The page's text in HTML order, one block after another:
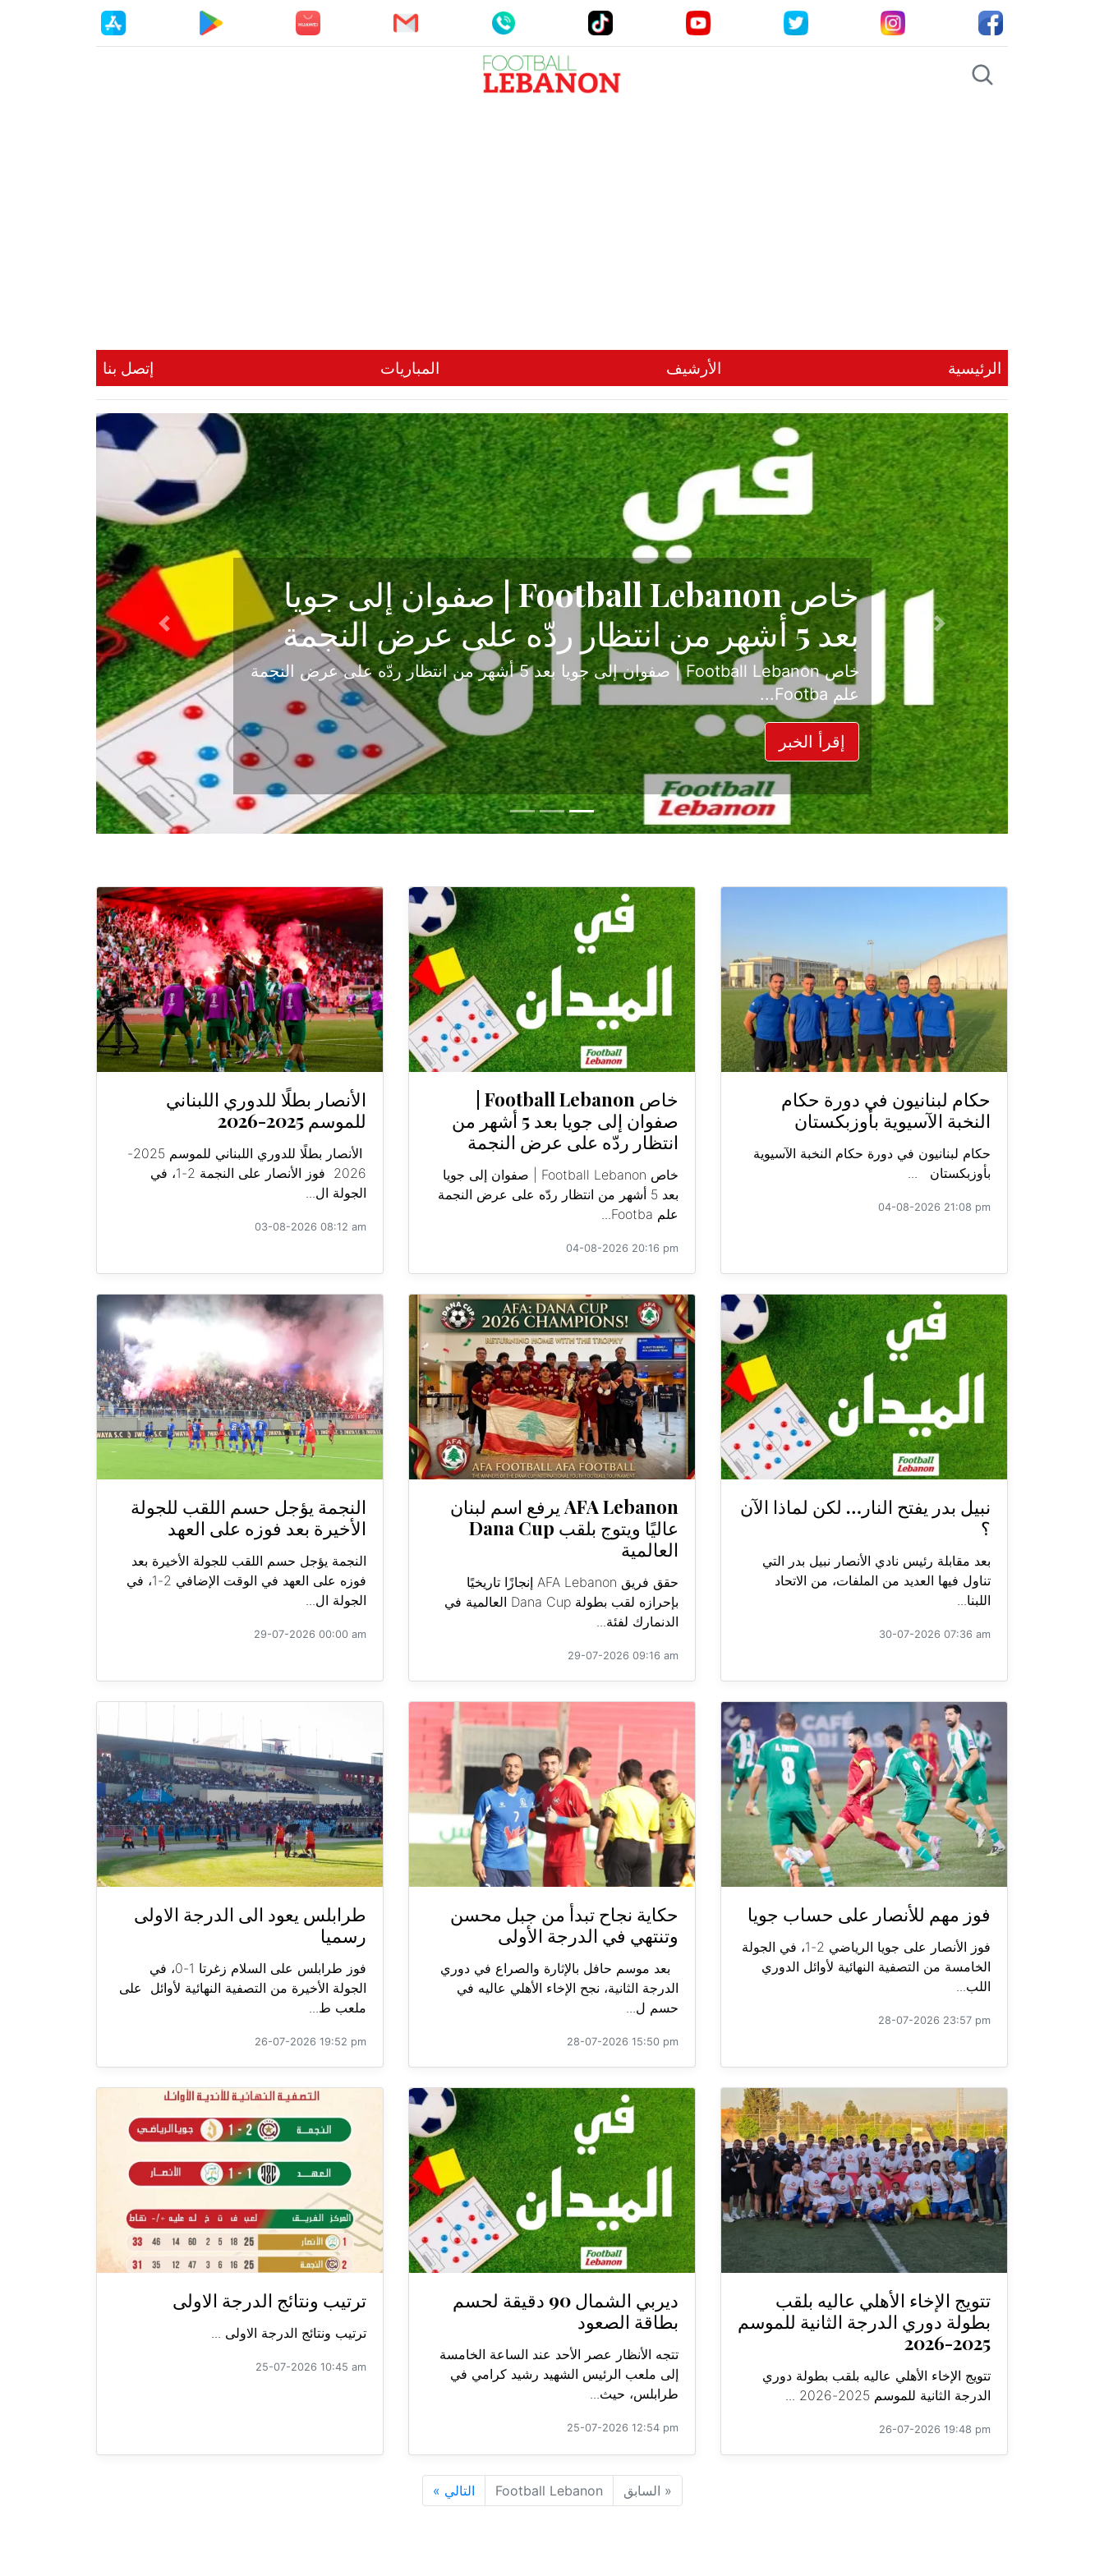
الرئيسية الأرشيف المباريات إتصل بنا
حكاية نجاح تبدأ من جبل محسن وتنتهي في
الدرجة الأولى
بعد موسم حافل بالإثارة والصراع في دوري الدرجة الثانية، نجح الإخاء الأهلي عاليه في
حسم ل...
إقرأ الخبر
Previous
Next
حكام لبنانيون في دورة حكام
النخبة الآسيوية بأوزبكستان
حكام لبنانيون في دورة حكام النخبة الآسيوية
بأوزبكستان ...
04-08-2026 21:08 pm
صفوان إلى جويا بعد 5 أشهر من
انتظار ردّه على عرض النجمة
خاص Football Lebanon | صفوان إلى جويا
بعد 5 أشهر من انتظار ردّه على عرض النجمة
علم Footba...
04-08-2026 20:16 pm
الأنصار بطلًا للدوري اللبناني
للموسم 2025-2026
الأنصار بطلًا للدوري اللبناني للموسم 2025-
2026 فوز الأنصار على النجمة 2-1، في
الجولة ال...
03-08-2026 08:12 am
نبيل بدر يفتح النار… لكن لماذا الآن
؟
بعد مقابلة رئيس نادي الأنصار نبيل بدر التي
تناول فيها العديد من الملفات، من الاتحاد
اللبنا...
30-07-2026 07:36 am
AFA Lebanon يرفع اسم لبنان
عاليًا ويتوج بلقب Dana Cup
العالمية
حقق فريق AFA Lebanon إنجازًا تاريخيًا
بإحرازه لقب بطولة Dana Cup العالمية في
الدنمارك لفئة...
29-07-2026 09:16 am
النجمة يؤجل حسم اللقب للجولة
الأخيرة بعد فوزه على العهد
النجمة يؤجل حسم اللقب للجولة الأخيرة بعد
فوزه على العهد في الوقت الإضافي 2-1، في
الجولة ال...
29-07-2026 00:00 am
فوز مهم للأنصار على حساب جويا
فوز الأنصار على جويا الرياضي 2-1، في الجولة
الخامسة من التصفية النهائية لأوائل الدوري
اللب...
28-07-2026 23:57 pm
حكاية نجاح تبدأ من جبل محسن
وتنتهي في الدرجة الأولى
بعد موسم حافل بالإثارة والصراع في دوري
الدرجة الثانية، نجح الإخاء الأهلي عاليه في
حسم ل...
28-07-2026 15:50 pm
طرابلس يعود الى الدرجة الاولى
رسميا
فوز طرابلس على السلام زغرتا 1-0، في
الجولة الأخيرة من التصفية النهائية لأوائل على
ملعب ط...
26-07-2026 19:52 pm
تتويج الإخاء الأهلي عاليه بلقب
بطولة دوري الدرجة الثانية للموسم
2025-2026
تتويج الإخاء الأهلي عاليه بلقب بطولة دوري
الدرجة الثانية للموسم 2025-2026 ...
26-07-2026 19:48 pm
ديربي الشمال 90 دقيقة لحسم
بطاقة الصعود
تتجه الأنظار عصر الأحد عند الساعة الخامسة
إلى ملعب الرئيس الشهيد رشيد كرامي في
طرابلس، حيث...
25-07-2026 12:54 pm
ترتيب ونتائج الدرجة الاولى
ترتيب ونتائج الدرجة الاولى ...
25-07-2026 10:45 am
« السابق Football Lebanon التالي »